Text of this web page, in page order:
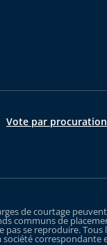
Vote par procuration
de courtage
communs de
se reproduire.